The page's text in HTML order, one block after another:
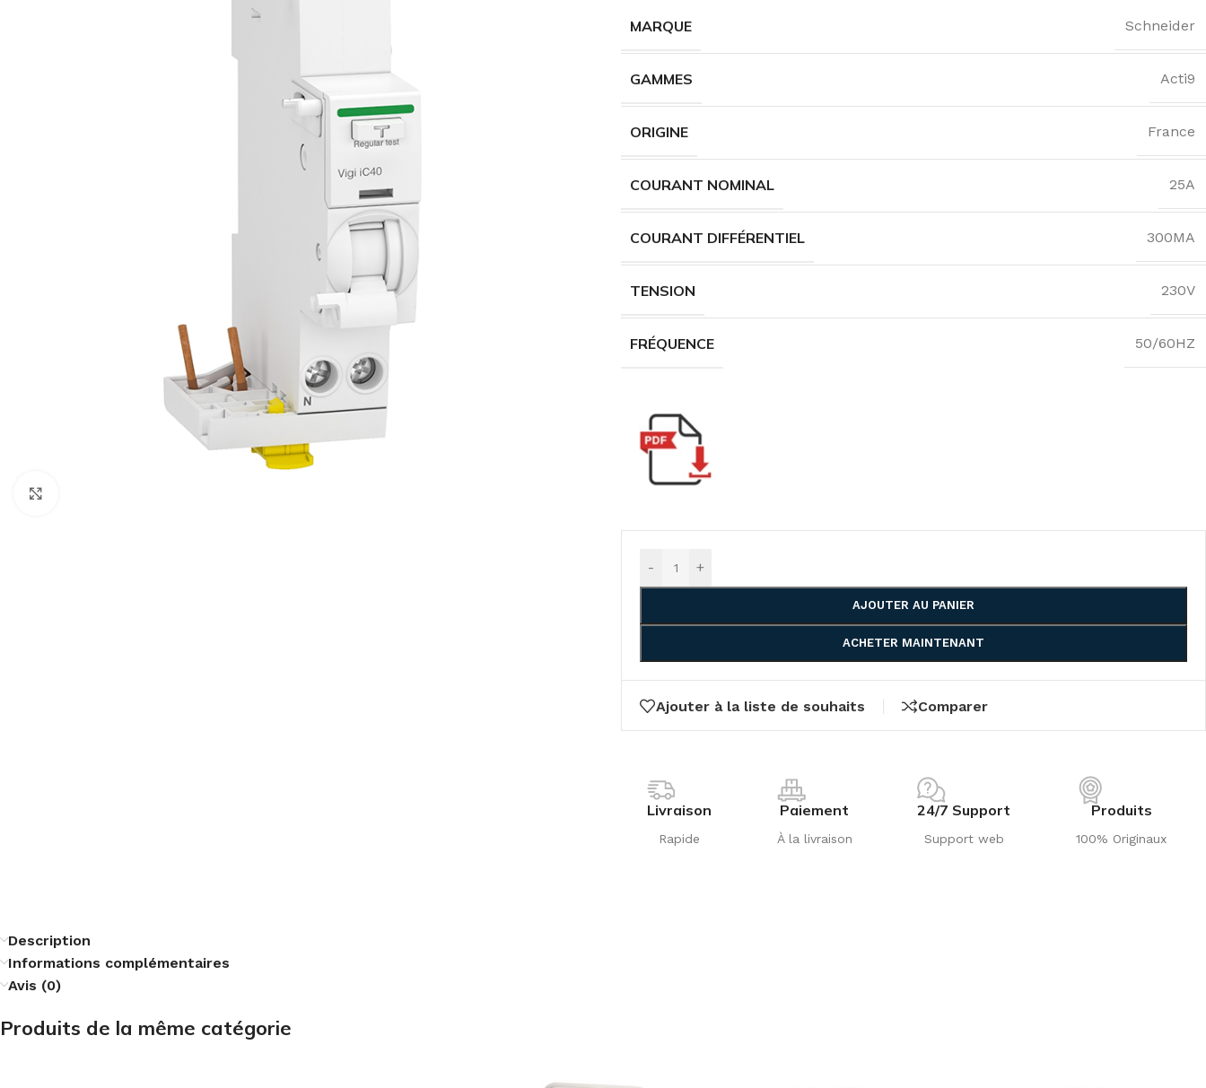
MARQUE Schneider
GAMMES Acti9
ORIGINE France
COURANT NOMINAL 25A
COURANT DIFFÉRENTIEL 300MA
TENSION 230V
FRÉQUENCE 50/60HZ
- +
AJOUTER AU PANIER
ACHETER MAINTENANT
Ajouter à la liste de souhaits Comparer
Livraison
Rapide
Paiement
À la livraison
24/7 Support
Support web
Produits
100% Originaux
Description
Informations complémentaires
Avis (0)
Produits de la même catégorie